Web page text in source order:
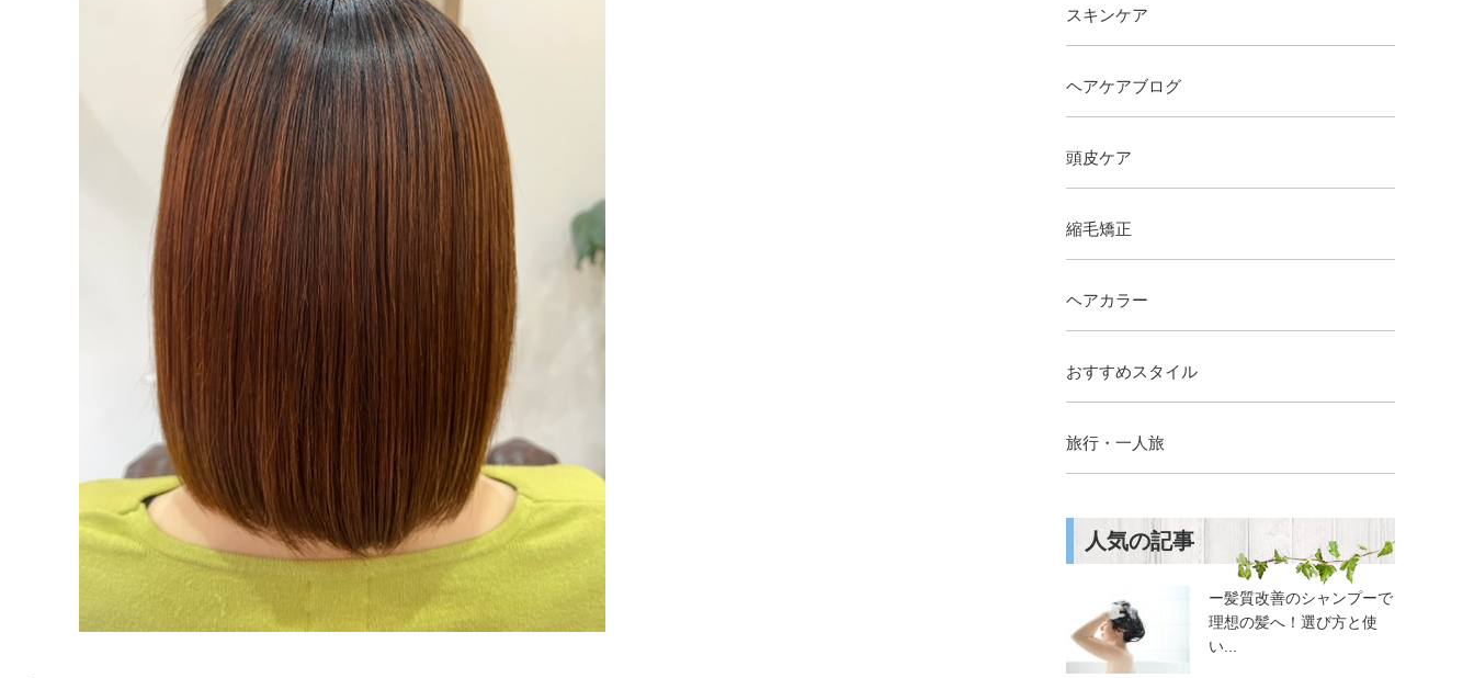
スキンケア
ヘアケアブログ
頭皮ケア
縮毛矯正
ヘアカラー
おすすめスタイル
旅行・一人旅
人気の記事
ー髪質改善のシャンプーで
理想の髪へ！選び方と使
い...